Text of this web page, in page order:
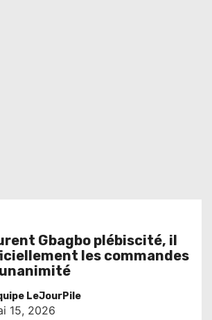
Gbagbo plébiscité, il
les commandes
LeJourPile
15, 2026